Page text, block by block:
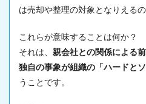
は売却や整理の対象となりえるの
これらが意味することは何か？
それは、 親会社との関係による
独自の事象が組織の「ハードと
うことです。